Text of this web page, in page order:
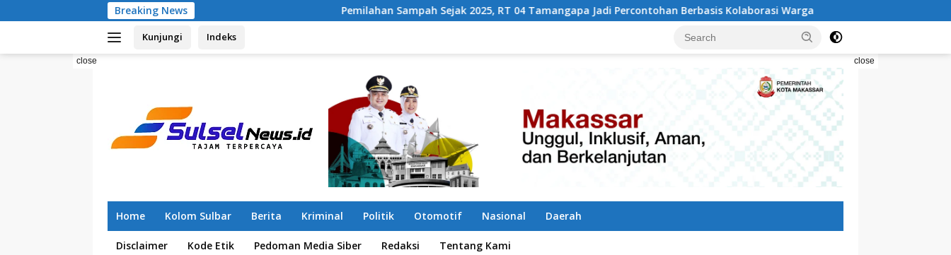
to
Breaking News Pemilahan Sampah Sejak 2025, RT 04 Tamangapa Jadi Percontohan Berbasis Kolaborasi Warga Pilah Sampah Solusi
Kunjungi Indeks
close close
Home Kolom Sulbar Berita Kriminal Politik Otomotif Nasional Daerah
Disclaimer Kode Etik Pedoman Media Siber Redaksi Tentang Kami